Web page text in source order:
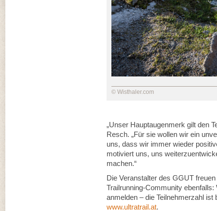
© Wisthaler.com
„Unser Hauptaugenmerk gilt den
Resch. „Für sie wollen wir ein
uns, dass wir immer wieder
motiviert uns, uns
machen.“
Die Veranstalter des GGUT
Trailrunning-Community
anmelden – die Teilnehmerzahl
www.ultratrail.at.